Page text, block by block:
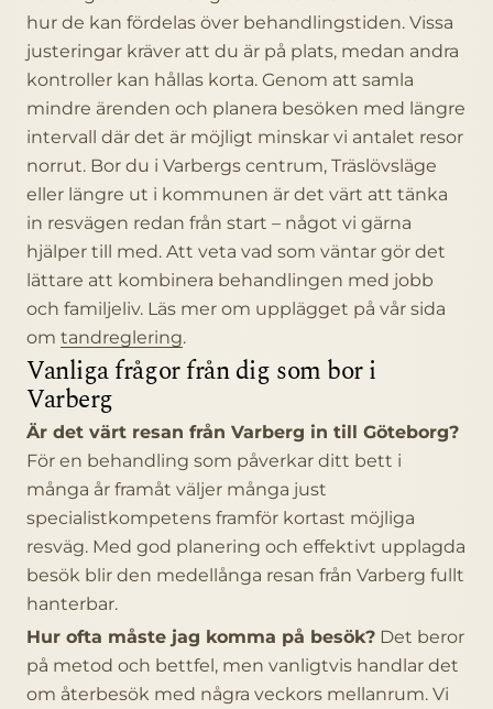
hur de kan fördelas över behandlingstiden. Vissa
justeringar kräver att du är på plats, medan andra
kontroller kan hållas korta. Genom att samla
mindre ärenden och planera besöken med längre
intervall där det är möjligt minskar vi antalet resor
norrut. Bor du i Varbergs centrum, Träslövsläge
eller längre ut i kommunen är det värt att tänka
in resvägen redan från start – något vi gärna
hjälper till med. Att veta vad som väntar gör det
lättare att kombinera behandlingen med jobb
och familjeliv. Läs mer om upplägget på vår sida
om tandreglering.
Vanliga frågor från dig som bor i
Varberg
Är det värt resan från Varberg in till Göteborg?
För en behandling som påverkar ditt bett i
många år framåt väljer många just
specialistkompetens framför kortast möjliga
resväg. Med god planering och effektivt upplagda
besök blir den medellånga resan från Varberg fullt
hanterbar.
Hur ofta måste jag komma på besök? Det beror
på metod och bettfel, men vanligtvis handlar det
om återbesök med några veckors mellanrum. Vi